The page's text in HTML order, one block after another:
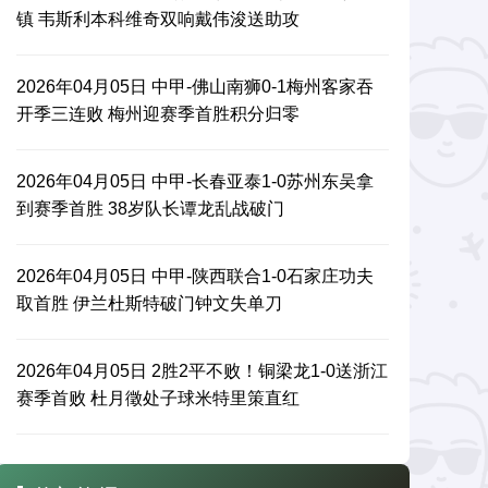
镇 韦斯利本科维奇双响戴伟浚送助攻
2026年04月05日 中甲-佛山南狮0-1梅州客家吞
开季三连败 梅州迎赛季首胜积分归零
2026年04月05日 中甲-长春亚泰1-0苏州东吴拿
到赛季首胜 38岁队长谭龙乱战破门
2026年04月05日 中甲-陕西联合1-0石家庄功夫
取首胜 伊兰杜斯特破门钟文失单刀
2026年04月05日 2胜2平不败！铜梁龙1-0送浙江
赛季首败 杜月徵处子球米特里策直红